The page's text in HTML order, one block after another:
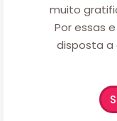
muito
Por essas
disposta a